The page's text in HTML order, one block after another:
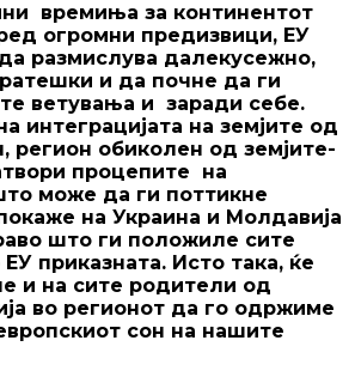
времиња за континентот
огромни предизвици, ЕУ
размислува далекусежно,
и да почне да ги
ветувања и заради себе.
интеграцијата на земјите од
регион обиколен од земјите-
процепите на
може да ги поттикне
на Украина и Молдавија
што ги положиле сите
приказната. Исто така, ќе
и на сите родители од
во регионот да го одржиме
сон на нашите